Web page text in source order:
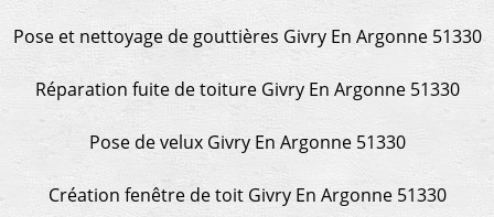
Pose et nettoyage de gouttières Givry En Argonne 51330
Réparation fuite de toiture Givry En Argonne 51330
Pose de velux Givry En Argonne 51330
Création fenêtre de toit Givry En Argonne 51330